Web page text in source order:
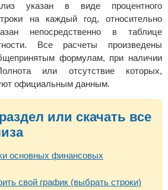
указан в виде процентного
на каждый год, относительно
непосредственно в таблице
Все расчеты произведены
формулам, при наличии
или отсутствие которых,
официальным данным.
или скачать все
основных финансовых
свой график (выбрать строки)